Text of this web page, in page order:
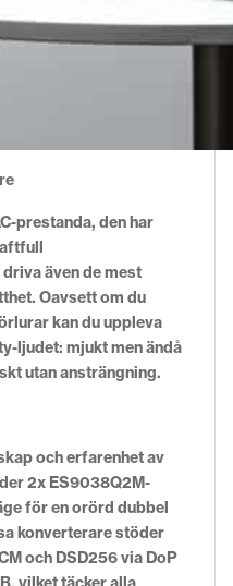
prestanda, den har
även de mest
Oavsett om du
kan du uppleva
ljudet: mjukt men ändå
utan ansträngning.
och erfarenhet av
2x ES9038Q2M-
för en orörd dubbel
konverterare stöder
och DSD256 via DoP